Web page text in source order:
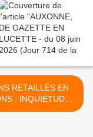
RETAILLÉS EN
: INQUIÉTUDES
- du 17 JANVIER